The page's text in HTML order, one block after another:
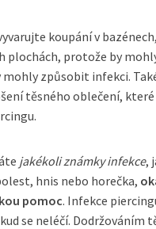
koupání v
plochách, protože by
způsobit infekci.
těsného oblečení,
jakékoli známky infekce,
hnis nebo horečka,
pomoc. Infekce
se neléčí. Dodržováním